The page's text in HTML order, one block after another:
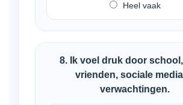
Heel vaak
8. Ik voel druk door
vrienden, sociale
verwachtingen.